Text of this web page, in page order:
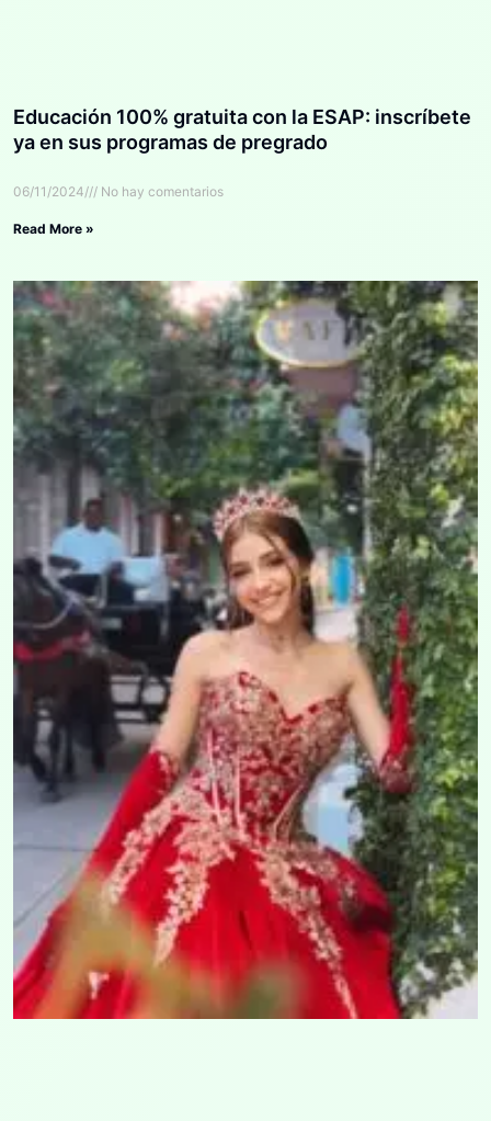
Educación 100% gratuita con la ESAP: inscríbete
ya en sus programas de pregrado
06/11/2024 No hay comentarios
Read More »